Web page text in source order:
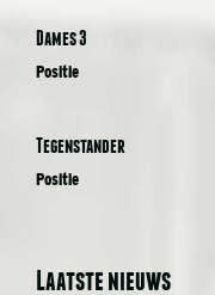
Dames 3
Positie
Tegenstander
Positie
Laatste nieuws